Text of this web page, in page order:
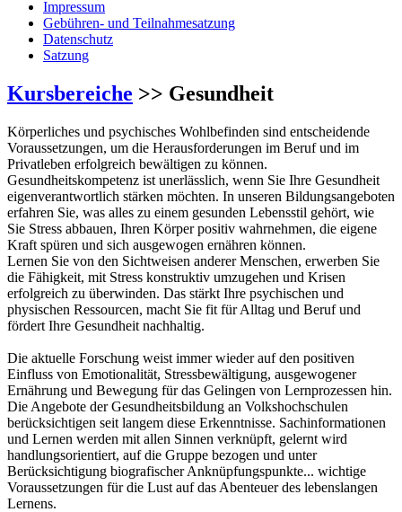
Impressum
Gebühren- und Teilnahmesatzung
Datenschutz
Satzung
Kursbereiche >> Gesundheit
Körperliches und psychisches Wohlbefinden sind entscheidende
Voraussetzungen, um die Herausforderungen im Beruf und im
Privatleben erfolgreich bewältigen zu können.
Gesundheitskompetenz ist unerlässlich, wenn Sie Ihre Gesundheit
eigenverantwortlich stärken möchten. In unseren Bildungsangeboten
erfahren Sie, was alles zu einem gesunden Lebensstil gehört, wie
Sie Stress abbauen, Ihren Körper positiv wahrnehmen, die eigene
Kraft spüren und sich ausgewogen ernähren können.
Lernen Sie von den Sichtweisen anderer Menschen, erwerben Sie
die Fähigkeit, mit Stress konstruktiv umzugehen und Krisen
erfolgreich zu überwinden. Das stärkt Ihre psychischen und
physischen Ressourcen, macht Sie fit für Alltag und Beruf und
fördert Ihre Gesundheit nachhaltig.
Die aktuelle Forschung weist immer wieder auf den positiven
Einfluss von Emotionalität, Stressbewältigung, ausgewogener
Ernährung und Bewegung für das Gelingen von Lernprozessen hin.
Die Angebote der Gesundheitsbildung an Volkshochschulen
berücksichtigen seit langem diese Erkenntnisse. Sachinformationen
und Lernen werden mit allen Sinnen verknüpft, gelernt wird
handlungsorientiert, auf die Gruppe bezogen und unter
Berücksichtigung biografischer Anknüpfungspunkte... wichtige
Voraussetzungen für die Lust auf das Abenteuer des lebenslangen
Lernens.